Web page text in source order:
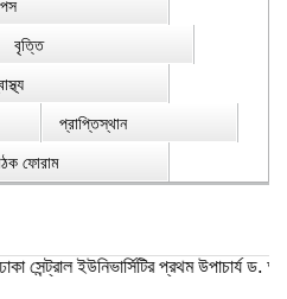
বৃত্তি
প্রাপ্তিস্থান
ফোরাম
ইউনিভার্সিটির প্রথম উপাচার্য ড. আবদুল